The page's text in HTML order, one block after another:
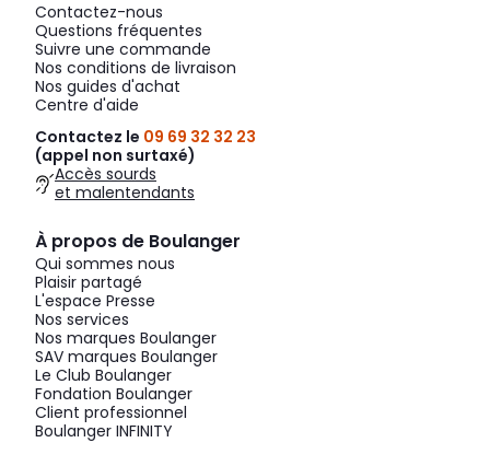
Contactez-nous
Questions fréquentes
Suivre une commande
Nos conditions de livraison
Nos guides d'achat
Centre d'aide
Contactez le 09 69 32 32 23
(appel non surtaxé)
Accès sourds
et malentendants
À propos de Boulanger
Qui sommes nous
Plaisir partagé
L'espace Presse
Nos services
Nos marques Boulanger
SAV marques Boulanger
Le Club Boulanger
Fondation Boulanger
Client professionnel
Boulanger INFINITY